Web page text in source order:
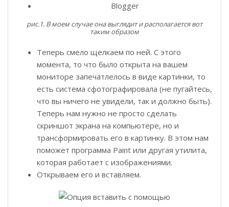
Blogger
рис.1. В моем случае она выглядит и располагается вот
таким образом
Теперь смело щелкаем по ней. С этого
момента, то что было открыта на вашем
мониторе запечатлелось в виде картинки, то
есть система сфотографировала (не пугайтесь,
что вы ничего не увидели, так и должно быть).
Теперь нам нужно не просто сделать
скриншот экрана на компьютере, но и
трансформировать его в картинку. В этом нам
поможет программа Paint или другая утилита,
которая работает с изображениями.
Открываем его и вставляем.